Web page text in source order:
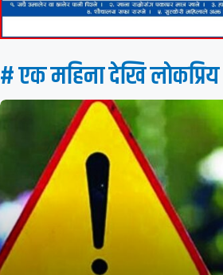
# एक महिना देखि लाेकप्रिय